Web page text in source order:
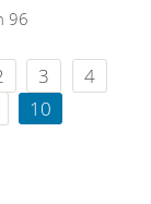
96
3
4
10